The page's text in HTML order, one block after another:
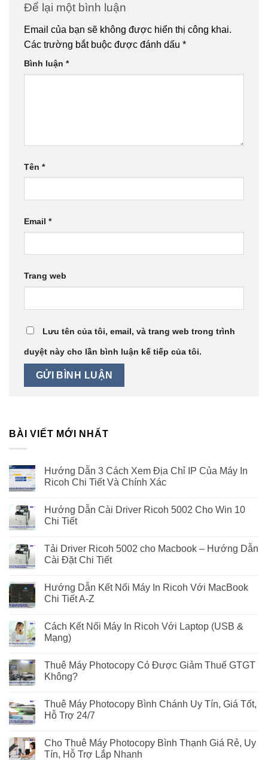
Để lại một bình luận
Email của bạn sẽ không được hiển thị công khai.
Các trường bắt buộc được đánh dấu *
Bình luận *
Tên *
Email *
Trang web
Lưu tên của tôi, email, và trang web trong trình
duyệt này cho lần bình luận kế tiếp của tôi.
BÀI VIẾT MỚI NHẤT
Hướng Dẫn 3 Cách Xem Địa Chỉ IP Của Máy In
Ricoh Chi Tiết Và Chính Xác
Hướng Dẫn Cài Driver Ricoh 5002 Cho Win 10
Chi Tiết
Tải Driver Ricoh 5002 cho Macbook – Hướng Dẫn
Cài Đặt Chi Tiết
Hướng Dẫn Kết Nối Máy In Ricoh Với MacBook
Chi Tiết A-Z
Cách Kết Nối Máy In Ricoh Với Laptop (USB &
Mạng)
Thuê Máy Photocopy Có Được Giảm Thuế GTGT
Không?
Thuê Máy Photocopy Bình Chánh Uy Tín, Giá Tốt,
Hỗ Trợ 24/7
Cho Thuê Máy Photocopy Bình Thạnh Giá Rẻ, Uy
Tín, Hỗ Trợ Lắp Nhanh